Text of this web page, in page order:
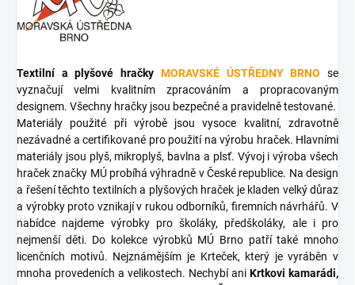
Textilní a plyšové hračky MORAVSKÉ ÚSTŘEDNY BRNO se
vyznačují velmi kvalitním zpracováním a propracovaným
designem. Všechny hračky jsou bezpečné a pravidelně testované.
Materiály použité při výrobě jsou vysoce kvalitní, zdravotně
nezávadné a certifikované pro použití na výrobu hraček. Hlavními
materiály jsou plyš, mikroplyš, bavlna a plsť. Vývoj i výroba všech
hraček značky MÚ probíhá výhradně v České republice. Na design
a řešení těchto textilních a plyšových hraček je kladen velký důraz
a výrobky proto vznikají v rukou odborníků, firemních návrhářů. V
nabídce najdeme výrobky pro školáky, předškoláky, ale i pro
nejmenší děti. Do kolekce výrobků MÚ Brno patří také mnoho
licenčních motivů. Nejznámějším je Krteček, který je vyráběn v
mnoha provedeních a velikostech. Nechybí ani Krtkovi kamarádi,